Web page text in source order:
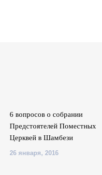
6 вопросов о собрании
Предстоятелей Поместных
Церквей в Шамбези
26 января, 2016